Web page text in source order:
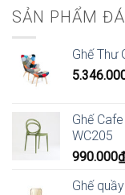
SẢN PHẨM
Ghế Thư
Ghế
WC205
990.000₫
Ghế